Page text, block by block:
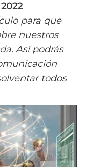
para que
nuestros
Así podrás
todos